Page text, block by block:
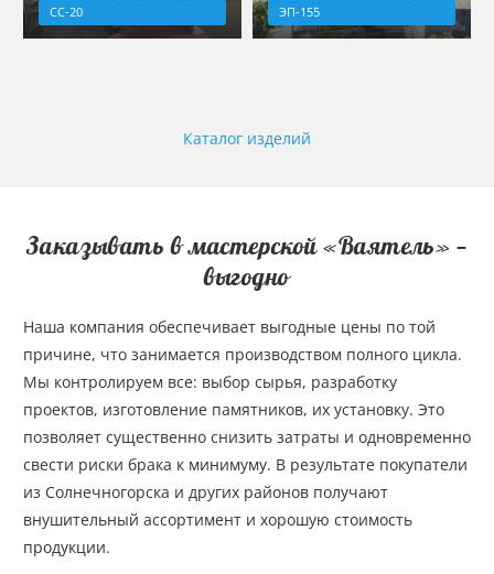
СС-20
ЭП-155
Каталог изделий
Заказывать в мастерской «Ваятель» —
выгодно
Наша компания обеспечивает выгодные цены по той
причине, что занимается производством полного цикла.
Мы контролируем все: выбор сырья, разработку
проектов, изготовление памятников, их установку. Это
позволяет существенно снизить затраты и одновременно
свести риски брака к минимуму. В результате покупатели
из Солнечногорска и других районов получают
внушительный ассортимент и хорошую стоимость
продукции.